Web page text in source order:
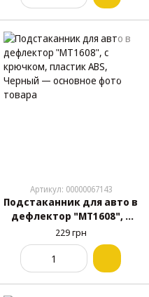
Артикул: 00000067143
Подстаканник для авто в
дефлектор "MT1608", с
крючком, пластик ABS,
Черный
229 грн